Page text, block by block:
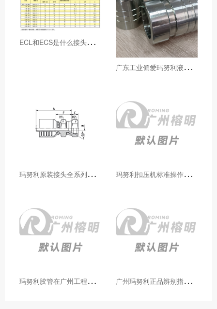
E
CL和ECS是什么接头，用于什么胶管或管件
广
东工业偏爱玛努利液压产品的五大原因（代理深度分析）
玛
努利原装接头全系列型号解析：广州客户选型必备指南 玛
努利扣压机标准操作流程：广州代理手把手教学（新手也能学会）
玛
努利胶管在广州工程机械领域的应用案例与效果分析 广
州玛努利正品辨别指南：如何区分原装 Manuli 胶管 / 接头 / 扣压机（代理专业版）